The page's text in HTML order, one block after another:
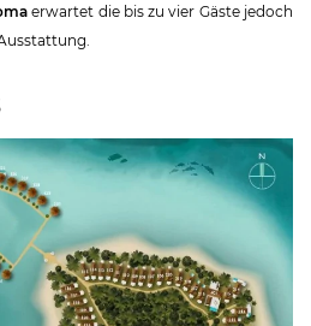
erwartet die bis zu vier Gäste jedoch